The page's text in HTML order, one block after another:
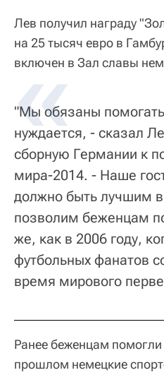
Лев получил награду
на 25 тысяч евро в
включен в Зал славы
"Мы обязаны
нуждается, - сказал
сборную Германии к
мира-2014. - Наше
должно быть лучшим
позволим беженцам
же, как в 2006 году,
футбольных фанатов
время мирового
Ранее беженцам
прошлом немецкие